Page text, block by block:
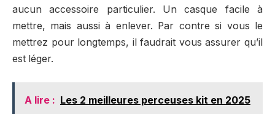
aucun accessoire particulier. Un casque facile à
mettre, mais aussi à enlever. Par contre si vous le
mettrez pour longtemps, il faudrait vous assurer qu’il
est léger.
A lire : Les 2 meilleures perceuses kit en 2025